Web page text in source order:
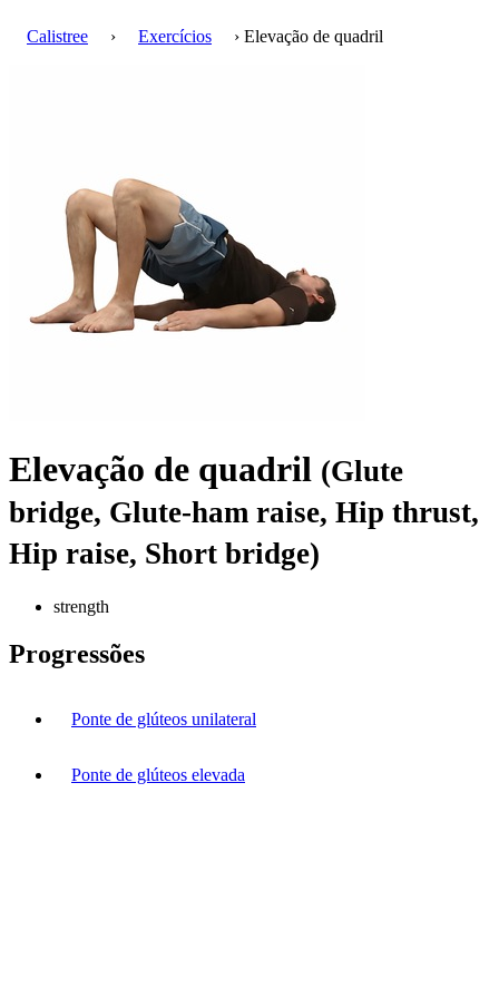
Calistree › Exercícios › Elevação de quadril
Elevação de quadril (Glute
bridge, Glute-ham raise, Hip thrust,
Hip raise, Short bridge)
strength
Progressões
Ponte de glúteos unilateral
Ponte de glúteos elevada